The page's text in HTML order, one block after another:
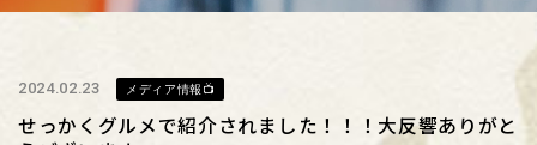
2024.02.23 メディア情報📺
せっかくグルメで紹介されました！！！大反響ありがと